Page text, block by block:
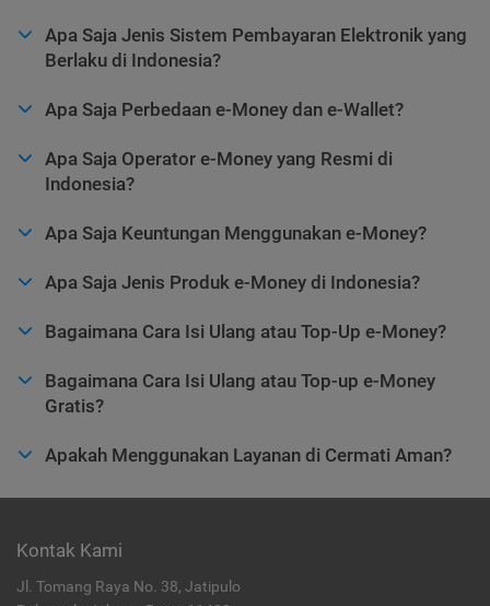
Apa Saja Jenis Sistem Pembayaran Elektronik yang
Berlaku di Indonesia?
Apa Saja Perbedaan e-Money dan e-Wallet?
Apa Saja Operator e-Money yang Resmi di
Indonesia?
Apa Saja Keuntungan Menggunakan e-Money?
Apa Saja Jenis Produk e-Money di Indonesia?
Bagaimana Cara Isi Ulang atau Top-Up e-Money?
Bagaimana Cara Isi Ulang atau Top-up e-Money
Gratis?
Apakah Menggunakan Layanan di Cermati Aman?
Kontak Kami
Jl. Tomang Raya No. 38, Jatipulo